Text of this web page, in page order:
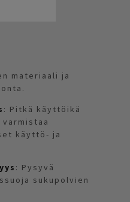
materiaali ja
: Pitkä käyttöikä
käyttö- ja
: Pysyvä
sukupolvien